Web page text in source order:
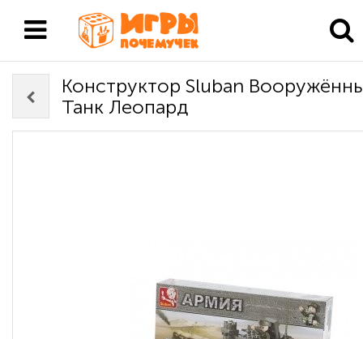
Конструктор Sluban
Танк Леопард